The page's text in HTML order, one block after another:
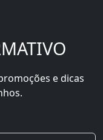
e dicas